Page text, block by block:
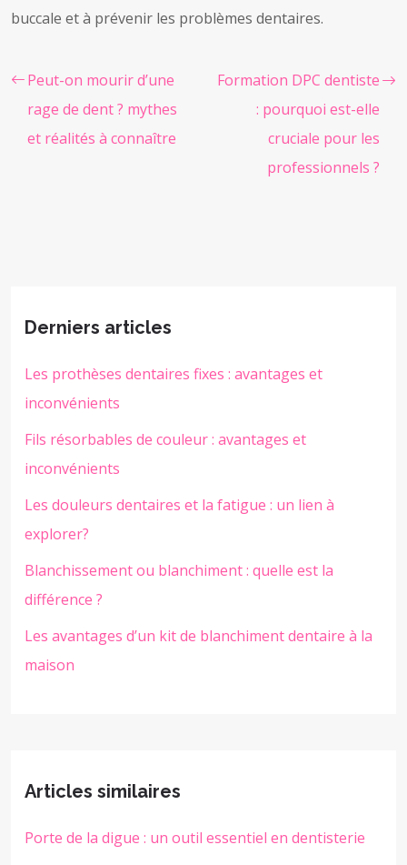
buccale et à prévenir les problèmes dentaires.
Peut-on mourir d’une
rage de dent ? mythes
et réalités à connaître
Formation DPC dentiste
: pourquoi est-elle
cruciale pour les
professionnels ?
Derniers articles
Les prothèses dentaires fixes : avantages et
inconvénients
Fils résorbables de couleur : avantages et
inconvénients
Les douleurs dentaires et la fatigue : un lien à
explorer?
Blanchissement ou blanchiment : quelle est la
différence ?
Les avantages d’un kit de blanchiment dentaire à la
maison
Articles similaires
Porte de la digue : un outil essentiel en dentisterie